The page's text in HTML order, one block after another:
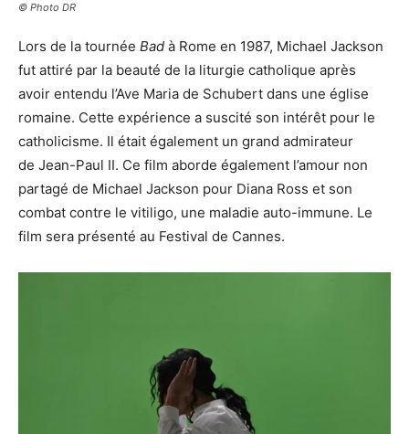
© Photo DR
Lors de la tournée Bad à Rome en 1987, Michael Jackson
fut attiré par la beauté de la liturgie catholique après
avoir entendu l’Ave Maria de Schubert dans une église
romaine. Cette expérience a suscité son intérêt pour le
catholicisme. Il était également un grand admirateur
de Jean-Paul II. Ce film aborde également l’amour non
partagé de Michael Jackson pour Diana Ross et son
combat contre le vitiligo, une maladie auto-immune. Le
film sera présenté au Festival de Cannes.